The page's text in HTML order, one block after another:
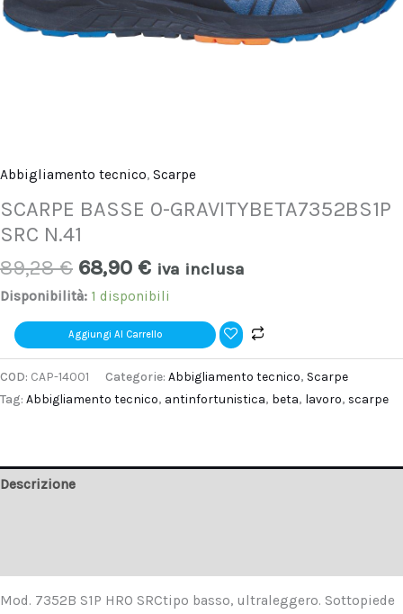
Abbigliamento tecnico, Scarpe
SCARPE BASSE 0-GRAVITYBETA7352BS1P
SRC N.41
89,28€ 68,90 € iva inclusa
Disponibilità: 1 disponibili
Aggiungi Al Carrello
COD: CAP-14001 Categorie: Abbigliamento tecnico, Scarpe
Tag: Abbigliamento tecnico, antinfortunistica, beta, lavoro, scarpe
Descrizione
Mod. 7352B S1P HRO SRCtipo basso, ultraleggero. Sottopiede